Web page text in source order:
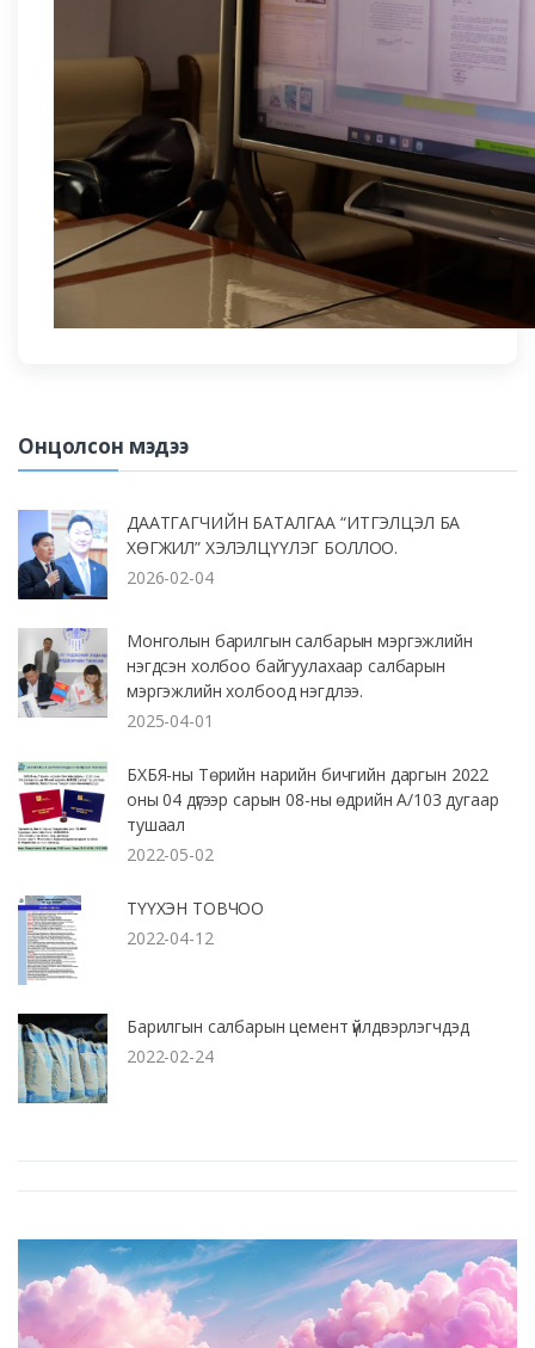
Онцолсон мэдээ
ДААТГАГЧИЙН БАТАЛГАА “ИТГЭЛЦЭЛ БА
ХӨГЖИЛ” ХЭЛЭЛЦҮҮЛЭГ БОЛЛОО.
2026-02-04
Монголын барилгын салбарын мэргэжлийн
нэгдсэн холбоо байгуулахаар салбарын
мэргэжлийн холбоод нэгдлээ.
2025-04-01
БХБЯ-ны Төрийн нарийн бичгийн даргын 2022
оны 04 дүгээр сарын 08-ны өдрийн А/103 дугаар
тушаал
2022-05-02
ТҮҮХЭН ТОВЧОО
2022-04-12
Барилгын салбарын цемент үйлдвэрлэгчдэд
2022-02-24